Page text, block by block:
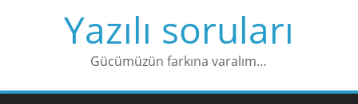
Yazılı soruları
Gücümüzün farkına varalım…